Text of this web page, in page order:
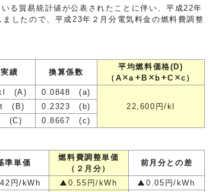
る貿易統計値が公表されたことに伴い、平成22年
したので、平成23年２月分電気料金の燃料費調整
績 換算係数
平均燃料価格(D)
（A
a B b C
c）
kl (A)
0.0848 (a)
22,600円/kl
t (B)
0.2323 (b)
(C) 0.8667 (c)
準単価
燃料費調整単価
（２月分）
前月分との差
円/kWh 0.55円/kWh
0.05円/kWh